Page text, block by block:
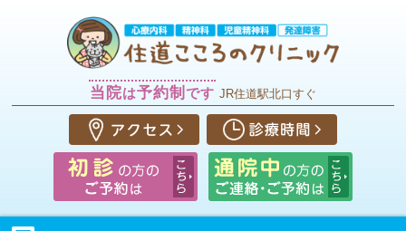
当院は予約制 です JR住道駅北口すぐ